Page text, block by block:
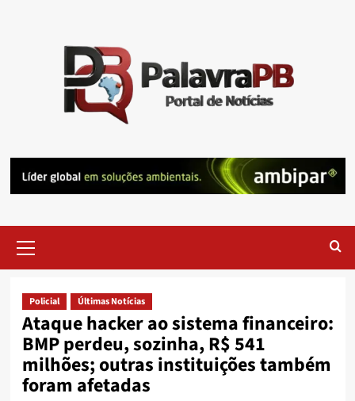
Menu
Policial Últimas Notícias
Ataque hacker ao sistema financeiro:
BMP perdeu, sozinha, R$ 541
milhões; outras instituições também
foram afetadas